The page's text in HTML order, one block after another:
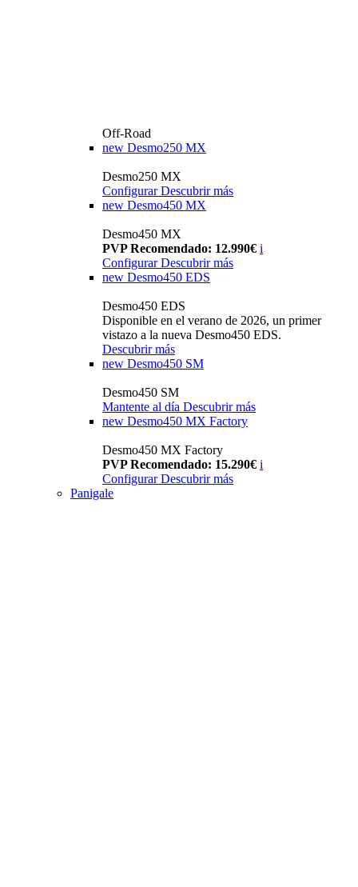
Off-Road
new Desmo250 MX
Desmo250 MX
Configurar Descubrir más
new Desmo450 MX
Desmo450 MX
PVP Recomendado: 12.990€ i
Configurar Descubrir más
new Desmo450 EDS
Desmo450 EDS
Disponible en el verano de 2026, un primer
vistazo a la nueva Desmo450 EDS.
Descubrir más
new Desmo450 SM
Desmo450 SM
Mantente al día Descubrir más
new Desmo450 MX Factory
Desmo450 MX Factory
PVP Recomendado: 15.290€ i
Configurar Descubrir más
Panigale